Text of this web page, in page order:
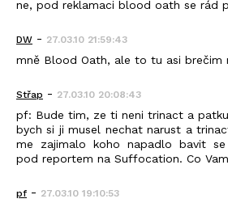
ne, pod reklamaci blood oath se rád
DW - 27.03.10 21:59:43
mně Blood Oath, ale to tu asi brečim
Střap - 27.03.10 20:08:43
pf: Bude tim, ze ti neni trinact a
bych si ji musel nechat narust a
me zajimalo koho napadlo bavit
pod reportem na Suffocation. Co
pf - 27.03.10 19:10:53